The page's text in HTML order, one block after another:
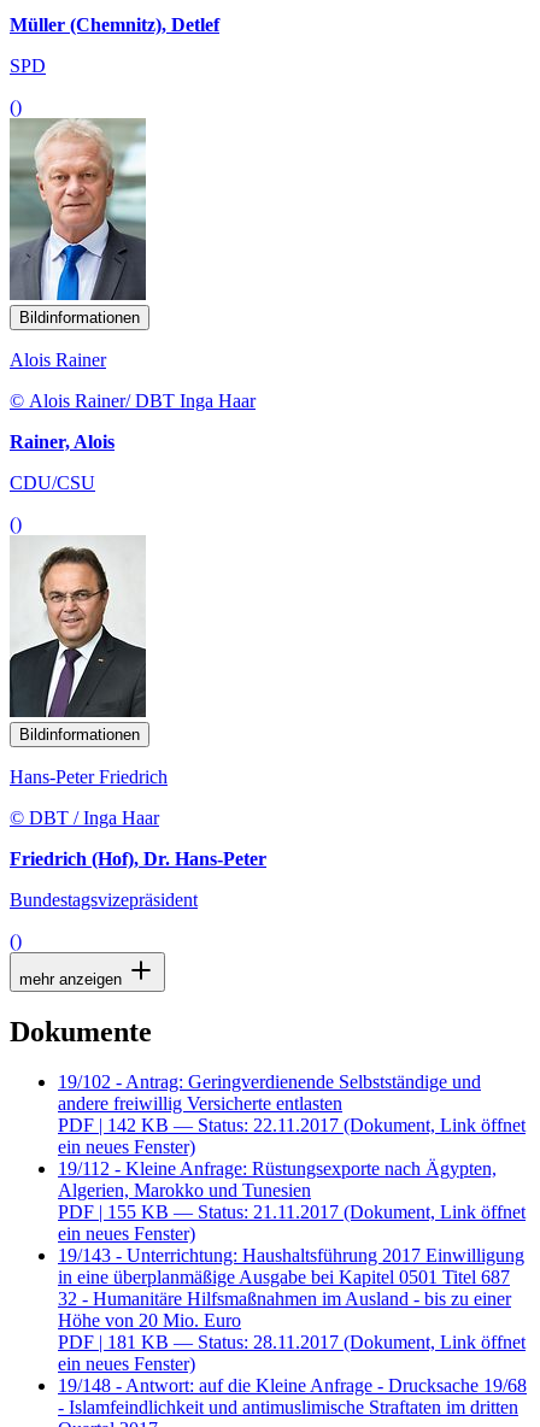
Müller (Chemnitz), Detlef
SPD
()
Bildinformationen
Alois Rainer
© Alois Rainer/ DBT Inga Haar
Rainer, Alois
CDU/CSU
()
Bildinformationen
Hans-Peter Friedrich
© DBT / Inga Haar
Friedrich (Hof), Dr. Hans-Peter
Bundestagsvizepräsident
()
mehr anzeigen
Dokumente
19/102 - Antrag: Geringverdienende Selbstständige und
andere freiwillig Versicherte entlasten
PDF | 142 KB — Status: 22.11.2017 (Dokument, Link öffnet
ein neues Fenster)
19/112 - Kleine Anfrage: Rüstungsexporte nach Ägypten,
Algerien, Marokko und Tunesien
PDF | 155 KB — Status: 21.11.2017 (Dokument, Link öffnet
ein neues Fenster)
19/143 - Unterrichtung: Haushaltsführung 2017 Einwilligung
in eine überplanmäßige Ausgabe bei Kapitel 0501 Titel 687
32 - Humanitäre Hilfsmaßnahmen im Ausland - bis zu einer
Höhe von 20 Mio. Euro
PDF | 181 KB — Status: 28.11.2017 (Dokument, Link öffnet
ein neues Fenster)
19/148 - Antwort: auf die Kleine Anfrage - Drucksache 19/68
- Islamfeindlichkeit und antimuslimische Straftaten im dritten